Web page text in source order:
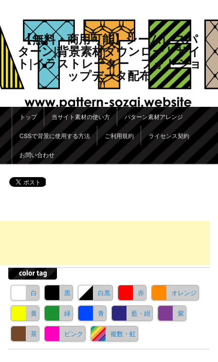
【無料・商用可能】シームレスパ
ターン|背景素材ダウンロードサイ
ト|イラストレーター フォトショ
ップデータ配布
メインメニュー
メインコンテンツへ移動
サブコンテンツへ移動
トップ 当サイト素材の使い方 パターン素材アレンジ
CSSで背景に使用する方法 ご利用規約 ライセンス契約
お問い合わせ
白 黒 白黒 赤 オレンジ
黄 緑 青 藍・紺 紫
茶 ピンク 複数・虹